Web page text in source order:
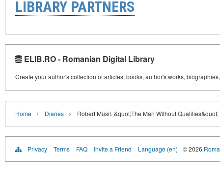
LIBRARY PARTNERS
ELIB.RO - Romanian Digital Library
Create your author's collection of articles, books, author's works,
Home › Diaries › Robert Musil. &quot;The Man Without Qualities&quot;
Privacy Terms FAQ Invite a Friend Language (en) © 2026